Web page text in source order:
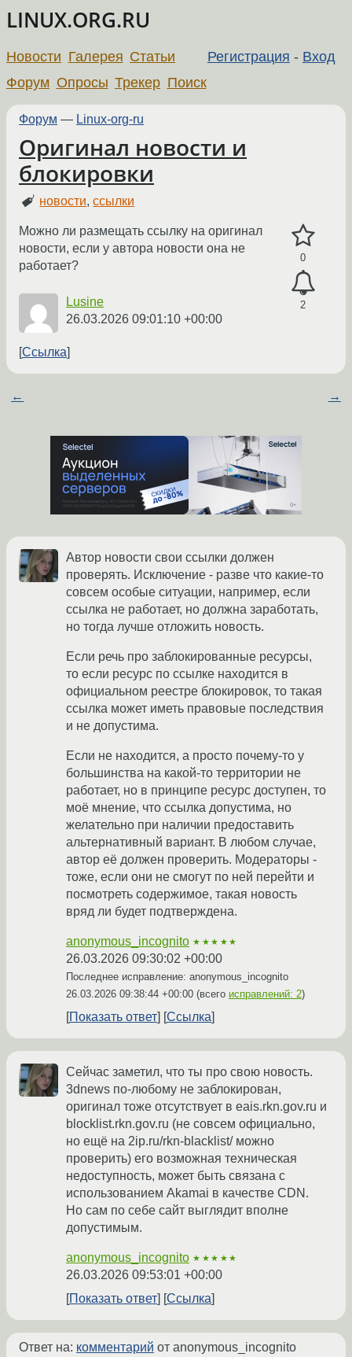
LINUX.ORG.RU
Регистрация - Вход
Новости Галерея Статьи
Форум Опросы Трекер Поиск
Форум — Linux-org-ru
Оригинал новости и
блокировки
новости,ссылки
0
2
Можно ли размещать ссылку на оригинал
новости, если у автора новости она не
работает?
Lusine
26.03.2026 09:01:10 +00:00
Ссылка
← →
Автор новости свои ссылки должен
проверять. Исключение - разве что какие-то
совсем особые ситуации, например, если
ссылка не работает, но должна заработать,
но тогда лучше отложить новость.
Если речь про заблокированные ресурсы,
то если ресурс по ссылке находится в
официальном реестре блокировок, то такая
ссылка может иметь правовые последствия
и не допустима.
Если не находится, а просто почему-то у
большинства на какой-то территории не
работает, но в принципе ресурс доступен, то
моё мнение, что ссылка допустима, но
желательно при наличии предоставить
альтернативный вариант. В любом случае,
автор её должен проверить. Модераторы -
тоже, если они не смогут по ней перейти и
посмотреть содержимое, такая новость
вряд ли будет подтверждена.
anonymous_incognito ★★★★★
26.03.2026 09:30:02 +00:00
Последнее исправление: anonymous_incognito
26.03.2026 09:38:44 +00:00 (всего исправлений: 2)
Показать ответ Ссылка
Сейчас заметил, что ты про свою новость.
3dnews по-любому не заблокирован,
оригинал тоже отсутствует в eais.rkn.gov.ru и
blocklist.rkn.gov.ru (не совсем официально,
но ещё на 2ip.ru/rkn-blacklist/ можно
проверить) его возможная техническая
недоступность, может быть связана с
использованием Akamai в качестве CDN.
Но сам по себе сайт выглядит вполне
допустимым.
anonymous_incognito ★★★★★
26.03.2026 09:53:01 +00:00
Показать ответ
Ссылка
Ответ на: комментарий от anonymous_incognito